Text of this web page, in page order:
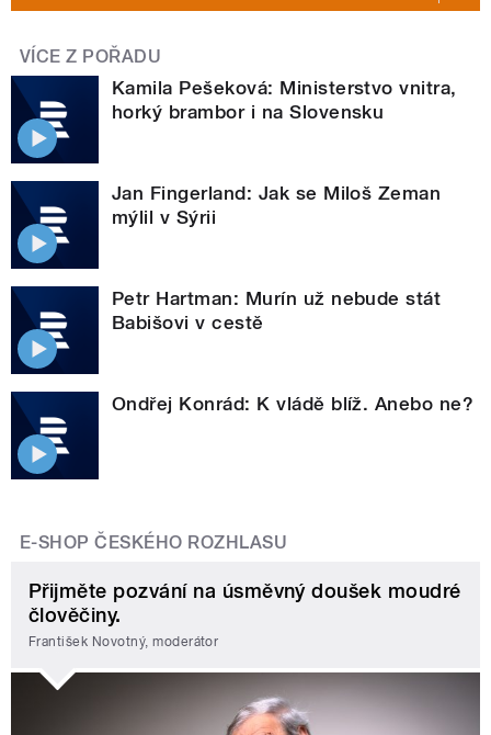
VÍCE Z POŘADU
Kamila Pešeková: Ministerstvo vnitra,
horký brambor i na Slovensku
Jan Fingerland: Jak se Miloš Zeman
mýlil v Sýrii
Petr Hartman: Murín už nebude stát
Babišovi v cestě
Ondřej Konrád: K vládě blíž. Anebo ne?
E-SHOP ČESKÉHO ROZHLASU
Přijměte pozvání na úsměvný doušek moudré
člověčiny.
František Novotný, moderátor